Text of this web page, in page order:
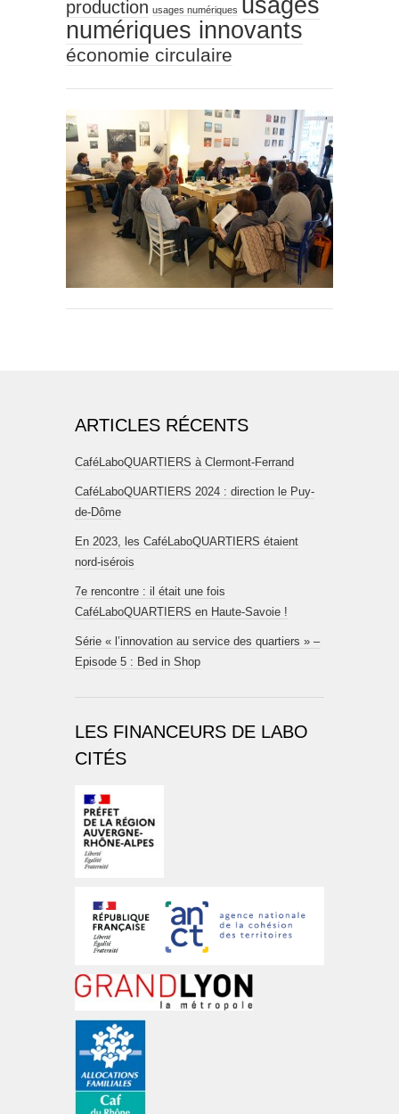
production usages numériques usages
numériques innovants
économie circulaire
ARTICLES RÉCENTS
CaféLaboQUARTIERS à Clermont-Ferrand
CaféLaboQUARTIERS 2024 : direction le Puy-
de-Dôme
En 2023, les CaféLaboQUARTIERS étaient
nord-isérois
7e rencontre : il était une fois
CaféLaboQUARTIERS en Haute-Savoie !
Série « l’innovation au service des quartiers » –
Episode 5 : Bed in Shop
LES FINANCEURS DE LABO
CITÉS